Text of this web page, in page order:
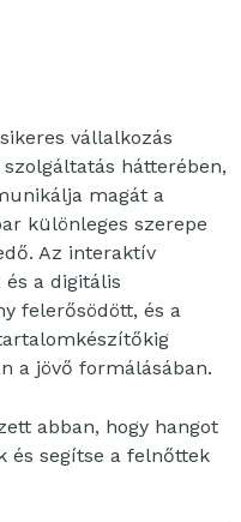
vállalkozás
hátterében,
magát a
különleges szerepe
Az interaktív
a digitális
felerősödött, és a
a jövő formálásában.
abban, hogy hangot
és segítse a felnőttek